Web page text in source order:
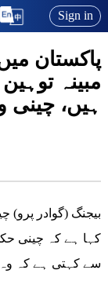
Sign in
پاکستان
مبینہ
ہیں، چینی
بیجنگ (گوادر پرو)
کہا ہے کہ چینی
سے کہتی ہے کہ وہ